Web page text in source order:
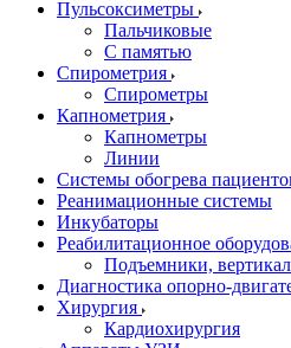
Пульсоксиметры
Пальчиковые
С памятью
Спирометрия
Спирометры
Капнометрия
Капнометры
Линии
Системы обогрева
Реанимационные системы
Инкубаторы
Реабилитационное
Подъемники,
Диагностика опорно-
Хирургия
Кардиохирургия